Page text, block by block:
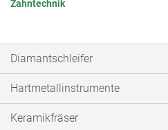
Zahntechnik
Diamantschleifer
Hartmetallinstrumente
Keramikfräser